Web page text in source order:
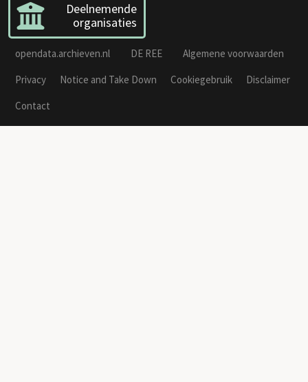
Deelnemende
organisaties
opendata.archieven.nl DE REE
Algemene voorwaarden
Privacy
Notice and Take Down Cookiegebruik
Disclaimer
Contact